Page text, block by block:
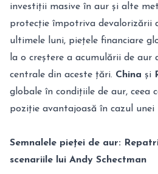
investiții masive în aur și alte
protecție împotriva devalorizării
ultimele luni, piețele financiare
la o creștere a acumulării de aur
centrale din aceste țări. China și
globale în condițiile de aur, ceea
poziție avantajoasă în cazul unei
Semnalele pieței de aur:
scenariile lui Andy Schectman